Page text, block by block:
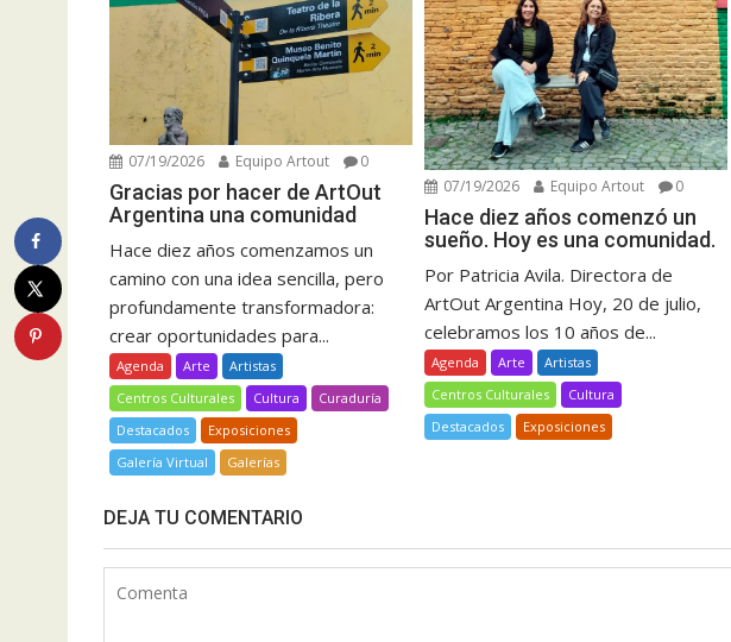
07/19/2026 Equipo Artout 0
Gracias por hacer de ArtOut
Argentina una comunidad
Hace diez años comenzamos un
camino con una idea sencilla, pero
profundamente transformadora:
crear oportunidades para...
Agenda Arte
Artistas
Centros Culturales
Cultura
Curaduría
Destacados
Exposiciones
Galería Virtual
Galerías
07/19/2026 Equipo Artout 0
Hace diez años comenzó un
sueño. Hoy es una comunidad.
Por Patricia Avila. Directora de
ArtOut Argentina Hoy, 20 de julio,
celebramos los 10 años de...
Agenda Arte
Artistas
Centros Culturales
Cultura
Destacados
Exposiciones
DEJA TU COMENTARIO